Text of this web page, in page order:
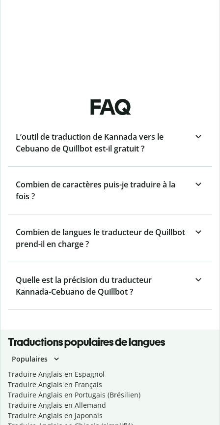
FAQ
L’outil de traduction de Kannada vers le
Cebuano de Quillbot est-il gratuit ?
Combien de caractères puis-je traduire à la
fois ?
Combien de langues le traducteur de Quillbot
prend-il en charge ?
Quelle est la précision du traducteur
Kannada-Cebuano de Quillbot ?
Traductions populaires de langues
Populaires
Traduire Anglais en Espagnol
Traduire Anglais en Français
Traduire Anglais en Portugais (Brésilien)
Traduire Anglais en Allemand
Traduire Anglais en Japonais